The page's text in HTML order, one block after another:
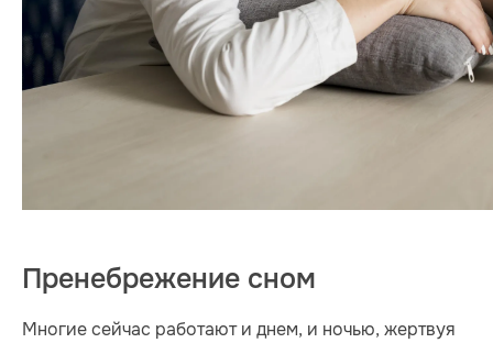
Пренебрежение сном
Многие сейчас работают и днем, и ночью, жертвуя